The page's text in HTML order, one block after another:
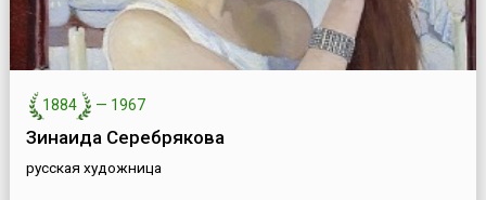
1884 — 1967
Зинаида Серебрякова
русская художница